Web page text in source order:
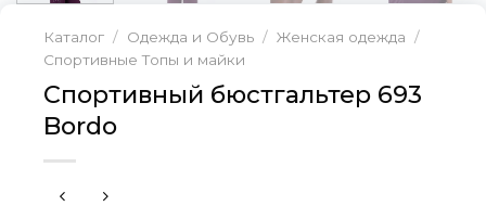
Каталог / Одежда и Обувь / Женская одежда /
Спортивные Топы и майки
Спортивный бюстгальтер 693
Bordo